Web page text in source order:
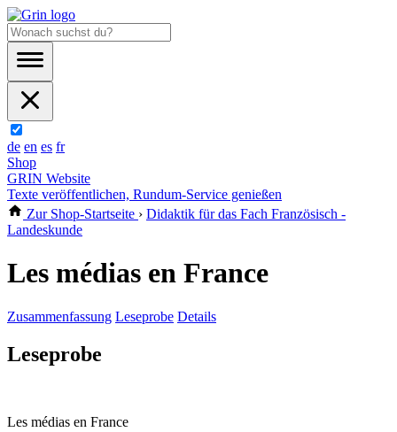
de en es fr
Shop
GRIN Website
Texte veröffentlichen, Rundum-Service genießen
Zur Shop-Startseite › Didaktik für das Fach Französisch -
Landeskunde
Les médias en France
Zusammenfassung Leseprobe Details
Leseprobe
Les médias en France